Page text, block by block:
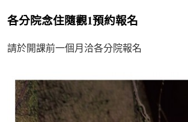
各分院念住隨觀1預約報名
請於開課前一個月洽各分院報名